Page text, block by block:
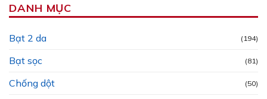
DANH MỤC
Bạt 2 da (194)
Bạt sọc (81)
Chống dột (50)